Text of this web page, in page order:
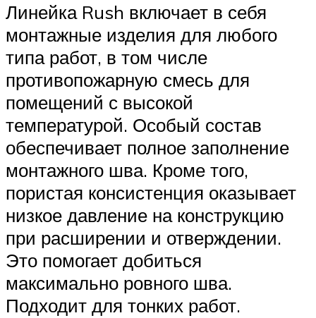
Линейка Rush включает в себя
монтажные изделия для любого
типа работ, в том числе
противопожарную смесь для
помещений с высокой
температурой. Особый состав
обеспечивает полное заполнение
монтажного шва. Кроме того,
пористая консистенция оказывает
низкое давление на конструкцию
при расширении и отверждении.
Это помогает добиться
максимально ровного шва.
Подходит для тонких работ.